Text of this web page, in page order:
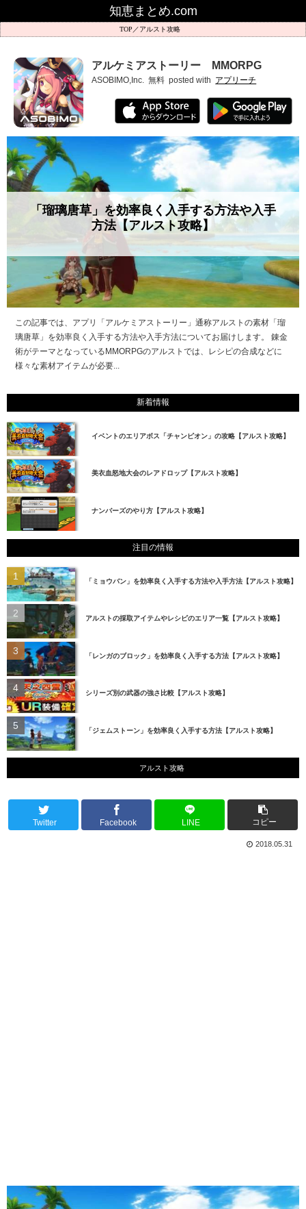
知恵まとめ.com
アルスト攻略
アルケミアストーリー MMORPG
ASOBIMO,Inc. 無料 posted with アプリーチ
「瑠璃唐草」を効率良く入手する方法や入手
方法【アルスト攻略】
この記事では、アプリ「アルケミアストーリー」通称アルストの素材「瑠
璃唐草」を効率良く入手する方法や入手方法についてお届けします。 錬金
術がテーマとなっているMMORPGのアルストでは、レシピの合成などに
様々な素材アイテムが必要...
新着情報
イベントのエリアボス「チャンピオン」の攻略【アルスト攻略】
美衣血怒地大会のレアドロップ【アルスト攻略】
ナンバーズのやり方【アルスト攻略】
注目の情報
「ミョウバン」を効率良く入手する方法や入手方法【アルスト攻略】
アルストの採取アイテムやレシピのエリア一覧【アルスト攻略】
「レンガのブロック」を効率良く入手する方法【アルスト攻略】
シリーズ別の武器の強さ比較【アルスト攻略】
「ジェムストーン」を効率良く入手する方法【アルスト攻略】
アルスト攻略
Twitter Facebook LINE コピー
2018.05.31